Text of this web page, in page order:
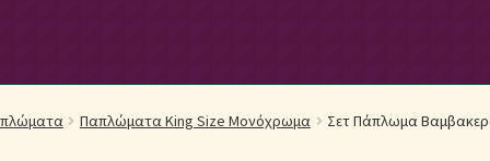
Λευκά Είδη Επικοινωνία Επιστροφές Προϊόντων Η εταιρία
Παπλώματα King Size Μονόχρωμα
Σετ Πάπλωμα